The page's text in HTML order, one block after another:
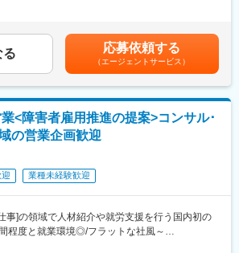
1日かけて社内全体研修を実施。業績や各現場で
はじめ、各自の振り返り、新商品取扱い時の商
なっています。◎未経験から始められます。
は当社の事業を理解する期間です。ビジネスマナ
解、他部署での業務体験などをしていただきま
談員の資格取得に向けた講習（50時間）も受
用は会社負担です。その後は、先輩営業が同行
支援します。
入居者様を、1シフト1～2名／1ユニット計4～
ます。
ビティや季節行事も考えていただきます。
祥「モルック」大会（地域大会優勝経験あり）
ート
り、秋祭り
花火、子ども神輿 など
、「できる方法」を一緒に考えます。
が傍につき業務を進めます。一人で判断したり対
はありません。
円～50,000円■別途夜勤手当（1回6千円）あり■賞
の年収例：年収573万円／課長年収497万円／リー
／一般／5年目賃金はあくまでも目安の金額であ
上下する可能性があります。月給(月額)は固定手
す。
る 応募依頼する
（エージェントサービス）
業<障害者雇用推進の提案>コンサル･
の営業企画歓迎
業種未経験歓迎
事]の領域で人材紹介や就労支援を行う国内初の
程度と就業環境◎/フラットな社風～